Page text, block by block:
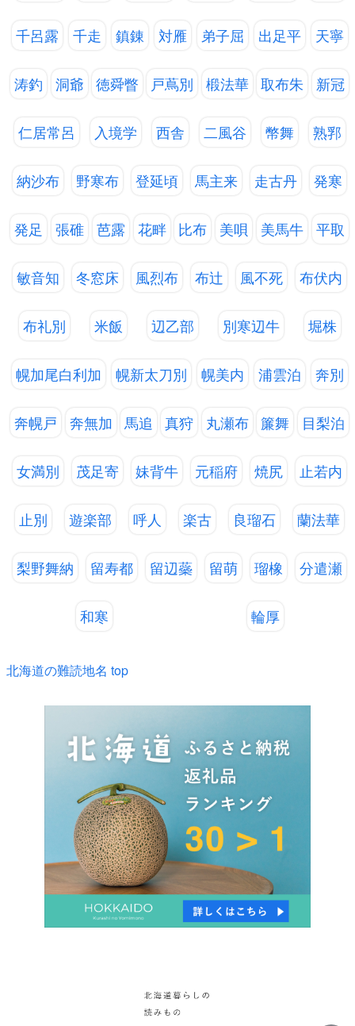
千呂露 千走 鎮錬 対雁 弟子屈 出足平 天寧
涛釣 洞爺 徳舜瞥 戸蔦別 椴法華 取布朱 新冠
仁居常呂 入境学 西舎 二風谷 幣舞 熟郛
納沙布 野寒布 登延頃 馬主来 走古丹 発寒
発足 張碓 芭露 花畔 比布 美唄 美馬牛 平取
敏音知 冬窓床 風烈布 布辻 風不死 布伏内
布礼別 米飯 辺乙部 別寒辺牛 堀株
幌加尾白利加 幌新太刀別 幌美内 浦雲泊 奔別
奔幌戸 奔無加 馬追 真狩 丸瀬布 簾舞 目梨泊
女満別 茂足寄 妹背牛 元稲府 焼尻 止若内
止別 遊楽部 呼人 楽古 良瑠石 蘭法華
梨野舞納 留寿都 留辺蘂 留萌 瑠橡 分遣瀬
和寒 輪厚
北海道の難読地名 top